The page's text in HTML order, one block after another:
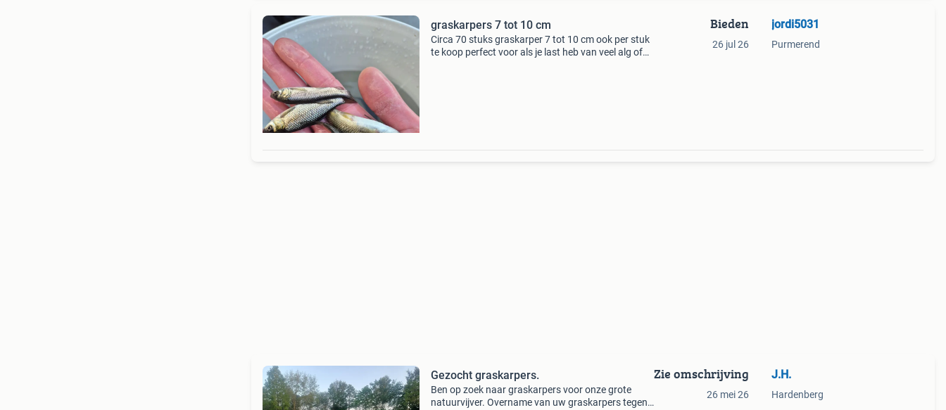
graskarpers 7 tot 10 cm
Circa 70 stuks graskarper 7 tot 10 cm ook per stuk
te koop perfect voor als je last heb van veel alg of
Bieden
26 jul 26
jordi5031
Purmerend
Gezocht graskarpers.
Ben op zoek naar graskarpers voor onze grote
natuurvijver. Overname van uw graskarpers tegen
Zie omschrijving
26 mei 26
J.H.
Hardenberg